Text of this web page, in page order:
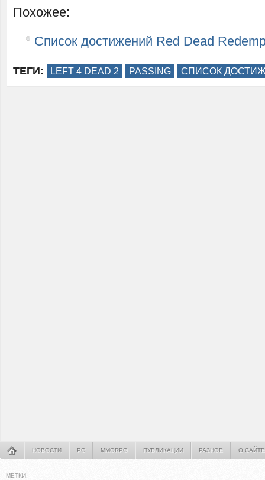
Похожее:
Список достижений Red Dead
ТЕГИ: LEFT 4 DEAD 2 PASSING СПИСОК
НОВОСТИ PC MMORPG ПУБЛИКАЦИИ РАЗНОЕ О САЙТЕ
МЕТКИ: